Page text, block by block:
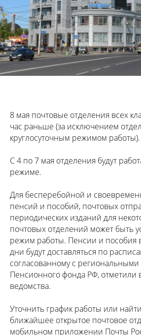
8 мая почтовые отделения всех
час раньше (за исключением
круглосуточным режимом работы).
С 4 по 7 мая отделения будут
режиме.
Для бесперебойной и
пенсий и пособий, почтовых
периодических изданий для
почтовых отделений может быть
режим работы. Пенсии и пособия
дни будут доставляться по
согласованному с
Пенсионного фонда РФ, отметили
ведомства.
Уточнить график работы или
ближайшее открытое почтовое
мобильном приложении Почты